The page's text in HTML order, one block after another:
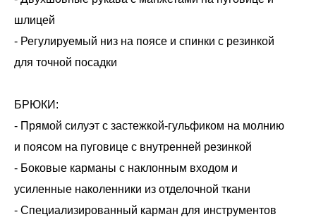
шлицей
- Регулируемый низ на поясе и спинки с резинкой
для точной посадки
БРЮКИ:
- Прямой силуэт с застежкой-гульфиком на молнию
и поясом на пуговице с внутренней резинкой
- Боковые карманы с наклонным входом и
усиленные наколенники из отделочной ткани
- Специализированный карман для инструментов